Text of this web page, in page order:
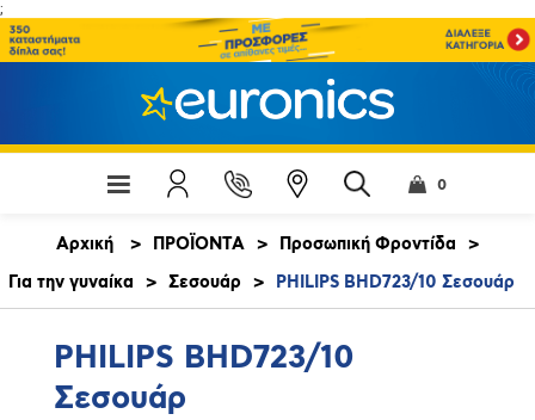
;
0
Αρχική > ΠΡΟΪΟΝΤΑ > Προσωπική Φροντίδα
>
Για την γυναίκα
> Σεσουάρ > PHILIPS BHD723/10 Σεσουάρ
PHILIPS BHD723/10
Σεσουάρ